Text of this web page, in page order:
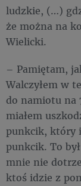
ludzkie, (…)
że można na
Wielicki.
– Pamiętam,
Walczyłem w
do namiotu na
miałem
punkcik, który
punkcik. To
mnie nie
ktoś idzie z